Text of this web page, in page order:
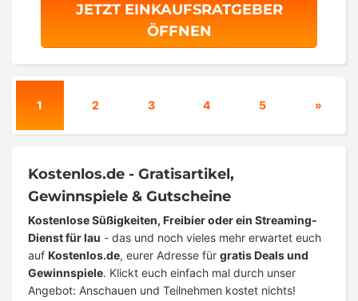
JETZT EINKAUFSRATGEBER
ÖFFNEN
1 2 3 4 5 »
Kostenlos.de - Gratisartikel,
Gewinnspiele & Gutscheine
Kostenlose Süßigkeiten, Freibier oder ein Streaming-
Dienst für lau - das und noch vieles mehr erwartet euch
auf Kostenlos.de, eurer Adresse für gratis Deals und
Gewinnspiele. Klickt euch einfach mal durch unser
Angebot: Anschauen und Teilnehmen kostet nichts!